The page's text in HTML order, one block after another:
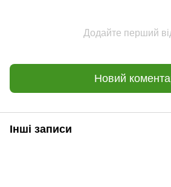
Додайте перший
Новий
Інші записи